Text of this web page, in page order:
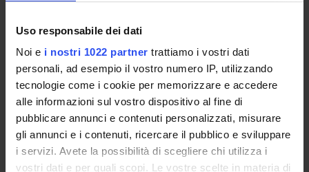
Uso responsabile dei dati
Noi e i nostri 1022 partner trattiamo i vostri dati
personali, ad esempio il vostro numero IP, utilizzando
tecnologie come i cookie per memorizzare e accedere
alle informazioni sul vostro dispositivo al fine di
pubblicare annunci e contenuti personalizzati, misurare
gli annunci e i contenuti, ricercare il pubblico e sviluppare
i servizi. Avete la possibilità di scegliere chi utilizza i
vostri dati e per quali scopi. Le vostre scelte in materia di
Oxygen-ozone therapy: basics and
history 4 Crediti
SSD:BIO/16
Dettaglio del Modulo+
Pros and cons in oxygen-ozone therapy